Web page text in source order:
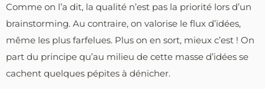
Comme on l’a dit, la qualité n’est pas la priorité lors d’un
brainstorming. Au contraire, on valorise le flux d’idées,
même les plus farfelues. Plus on en sort, mieux c’est ! On
part du principe qu’au milieu de cette masse d’idées se
cachent quelques pépites à dénicher.